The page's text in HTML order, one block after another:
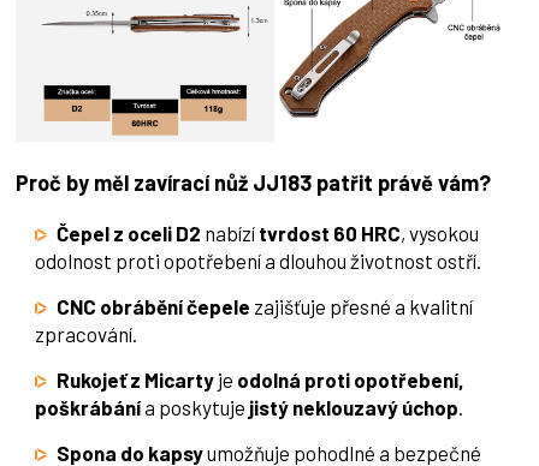
Proč by měl zavírací nůž JJ183 patřit právě vám?
Čepel z oceli D2 nabízí tvrdost 60 HRC, vysokou
odolnost proti opotřebení a dlouhou životnost ostří.
CNC obrábění čepele zajišťuje přesné a kvalitní
zpracování.
Rukojeť z Micarty je odolná proti opotřebení,
poškrábánía poskytuje jistý neklouzavý úchop
Spona do kapsyumožňuje pohodlné a bezpečné